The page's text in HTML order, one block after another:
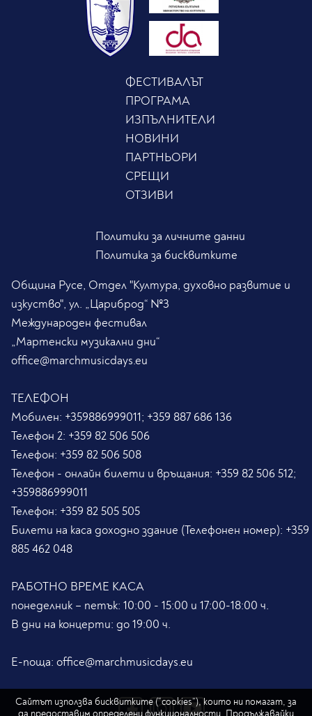
Сайтът използва бисквитките (“cookies”), които ни помагат, за
да предоставим определени функционалности. Продължавайки
ФЕСТИВАЛЪТ
ПРОГРАМА
ИЗПЪЛНИТЕЛИ
НОВИНИ
ПАРТНЬОРИ
СРЕЩИ
ОТЗИВИ
Политики за личните данни
Политика за бисквитките
Община Русе, Отдел "Култура, духовно развитие и
изкуство", ул. „Цариброд“ №3
Международен фестивал
„Мартенски музикални дни“
office@marchmusicdays.eu
ТЕЛЕФОН
Мобилен: +359886999011; +359 887 686 136
Телефон 2: +359 82 506 506
Телефон: +359 82 506 508
Телефон - онлайн билети и връщания: +359 82 506 512;
+359886999011
Телефон: +359 82 505 505
Билети на каса доходно здание (Телефонен номер): +359
885 462 048
РАБОТНО ВРЕМЕ КАСА
понеделник – петък: 10:00 - 15:00 и 17:00-18:00 ч.
В дни на концерти: до 19:00 ч.
Е-поща: office@marchmusicdays.eu